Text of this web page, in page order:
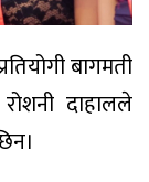
बागमती
दाहालले